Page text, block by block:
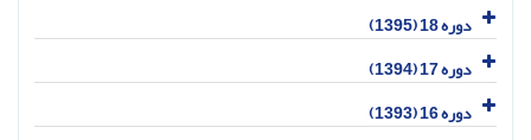
دوره 18 (1395)
دوره 17 (1394)
دوره 16 (1393)